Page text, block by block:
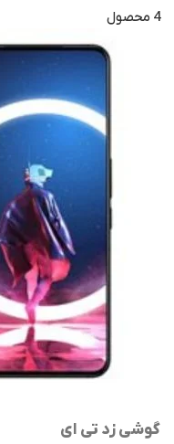
4 محصول
گوشی زد تی ای